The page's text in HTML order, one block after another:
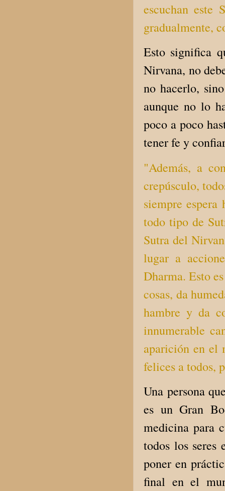
escuchan este
gradualmente,
Esto significa
Nirvana, no
no hacerlo,
aunque no lo
poco a poco
tener fe y
"Además, a
crepúsculo,
siempre
todo tipo de
Sutra del
lugar a
Dharma. Esto
cosas, da
hambre y da
innumerable
aparición en el
felices a todos,
Una persona
es un Gran
medicina para
todos los seres
poner en
final en el